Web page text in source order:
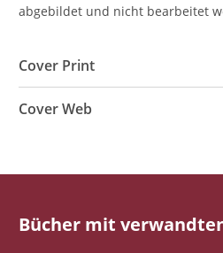
abgebildet und nicht bearbeitet
Cover Print
Cover Web
Bücher mit